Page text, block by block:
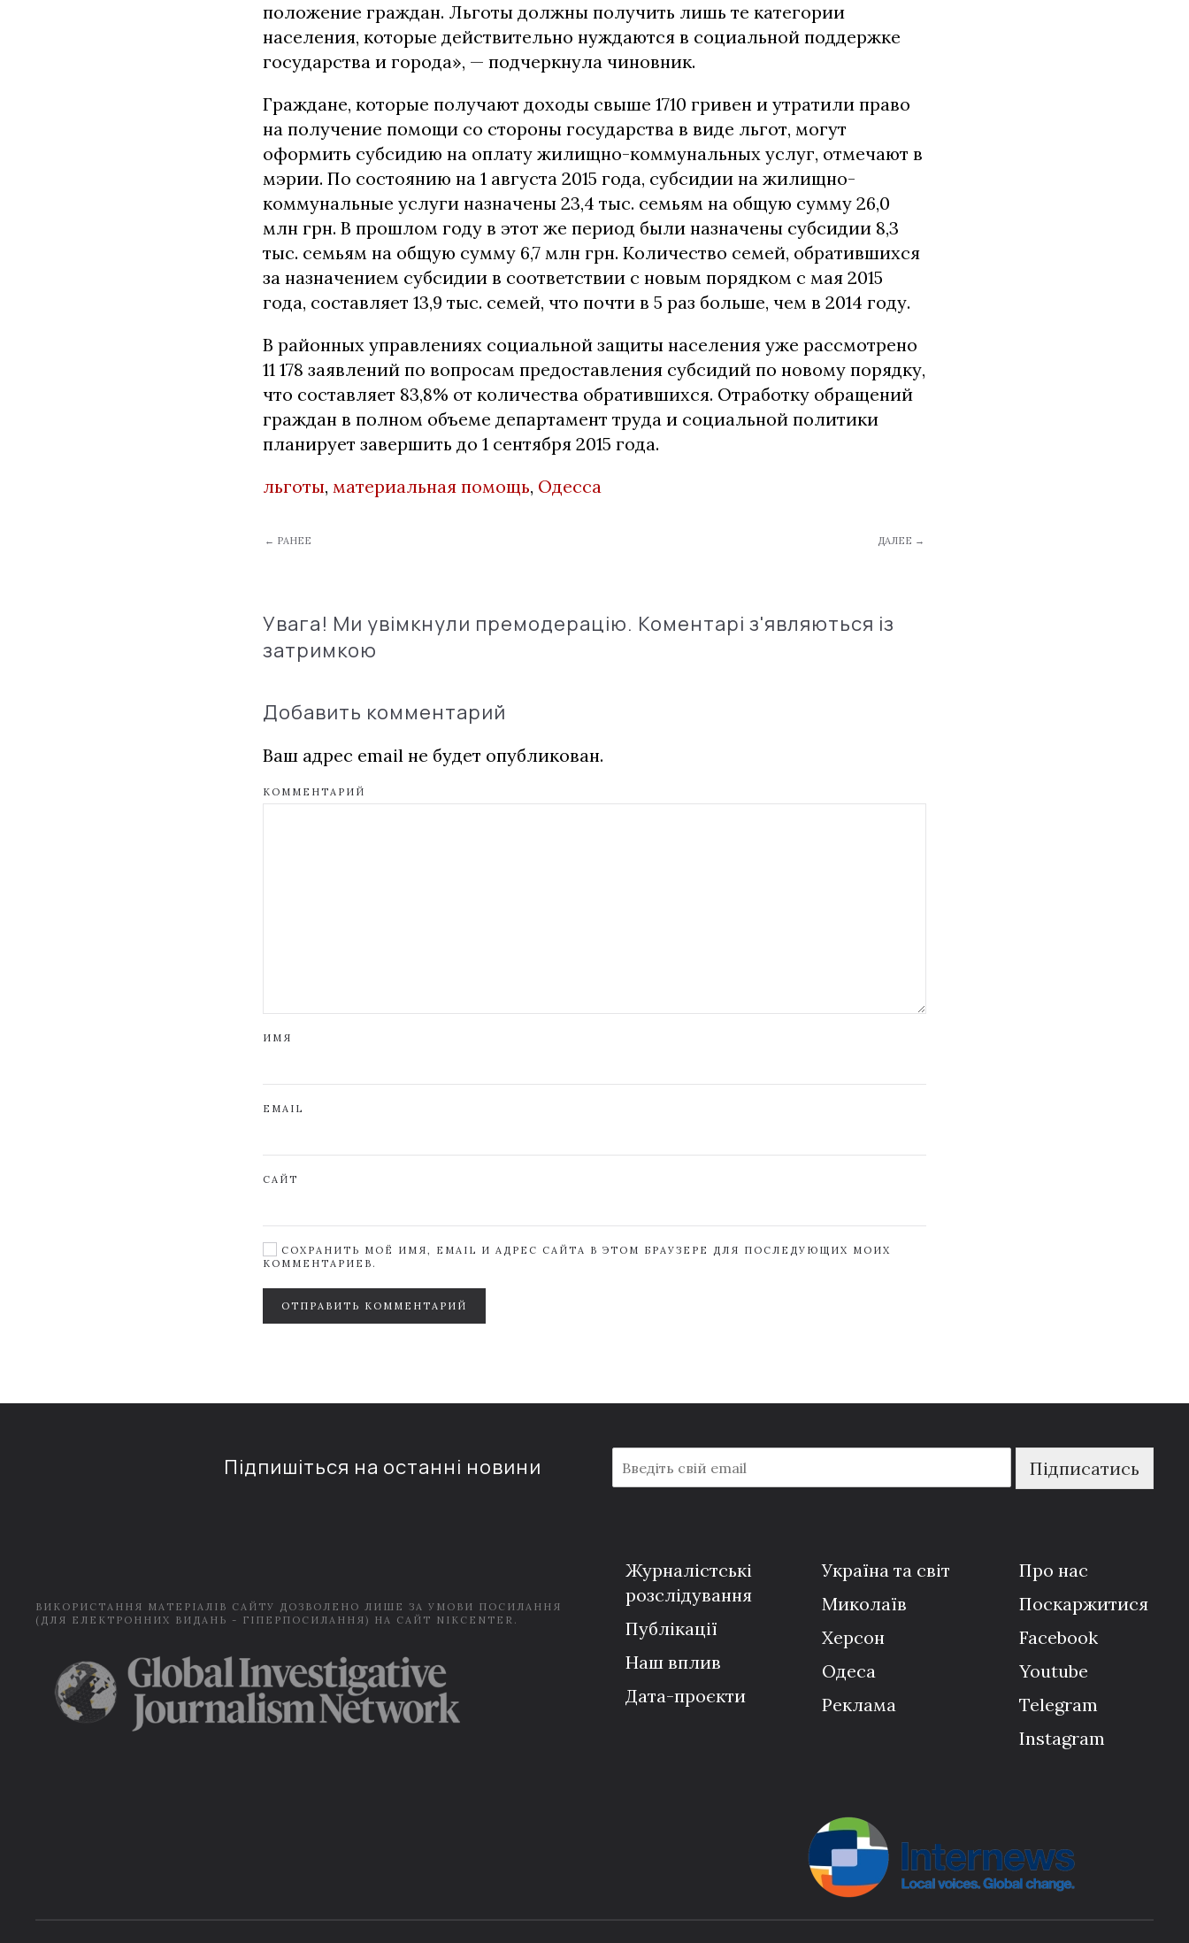
положение граждан. Льготы должны получить лишь те категории
населения, которые действительно нуждаются в социальной поддержке
государства и города», — подчеркнула чиновник.
Граждане, которые получают доходы свыше 1710 гривен и утратили право
на получение помощи со стороны государства в виде льгот, могут
оформить субсидию на оплату жилищно-коммунальных услуг, отмечают в
мэрии. По состоянию на 1 августа 2015 года, субсидии на жилищно-
коммунальные услуги назначены 23,4 тыс. семьям на общую сумму 26,0
млн грн. В прошлом году в этот же период были назначены субсидии 8,3
тыс. семьям на общую сумму 6,7 млн грн. Количество семей, обратившихся
за назначением субсидии в соответствии с новым порядком с мая 2015
года, составляет 13,9 тыс. семей, что почти в 5 раз больше, чем в 2014 году.
В районных управлениях социальной защиты населения уже рассмотрено
11 178 заявлений по вопросам предоставления субсидий по новому порядку,
что составляет 83,8% от количества обратившихся. Отработку обращений
граждан в полном объеме департамент труда и социальной политики
планирует завершить до 1 сентября 2015 года.
льготы, материальная помощь, Одесса
← РАНЕЕ ДАЛЕЕ →
Увага! Ми увімкнули премодерацію. Коментарі з'являються із
затримкою
Добавить комментарий
Ваш адрес email не будет опубликован.
КОММЕНТАРИЙ
ИМЯ
EMAIL
САЙТ
СОХРАНИТЬ МОЁ ИМЯ, EMAIL И АДРЕС САЙТА В ЭТОМ БРАУЗЕРЕ ДЛЯ ПОСЛЕДУЮЩИХ МОИХ
КОММЕНТАРИЕВ.
ОТПРАВИТЬ КОММЕНТАРИЙ
Підпишіться на останні новини
m
a
Підписатись
ВИКОРИСТАННЯ МАТЕРІАЛІВ САЙТУ ДОЗВОЛЕНО ЛИШЕ ЗА УМОВИ ПОСИЛАННЯ
(ДЛЯ ЕЛЕКТРОННИХ ВИДАНЬ - ГІПЕРПОСИЛАННЯ) НА САЙТ NIKCENTER.
Журналістські
розслідування
Публікації
Наш вплив
Дата-проєкти
Україна та світ
Миколаїв
Херсон
Одеса
Реклама
Про нас
Поскаржитися
Facebook
Youtube
Telegram
Instagram